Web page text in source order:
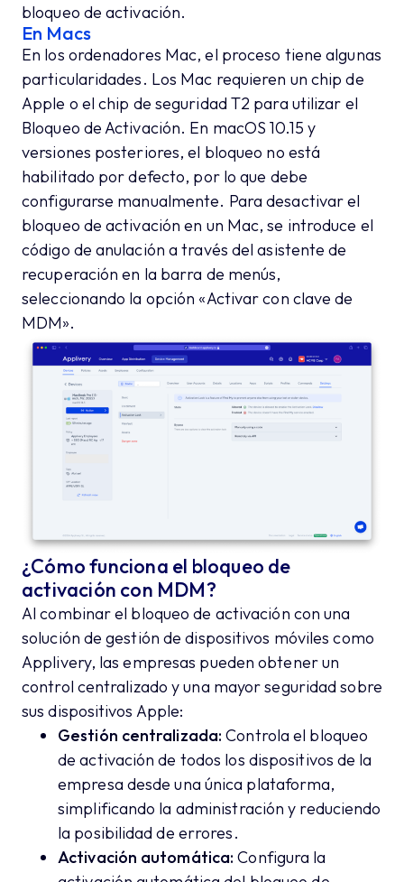
bloqueo de activación.
En Macs
En los ordenadores Mac, el proceso tiene algunas
particularidades. Los Mac requieren un chip de
Apple o el chip de seguridad T2 para utilizar el
Bloqueo de Activación. En macOS 10.15 y
versiones posteriores, el bloqueo no está
habilitado por defecto, por lo que debe
configurarse manualmente. Para desactivar el
bloqueo de activación en un Mac, se introduce el
código de anulación a través del asistente de
recuperación en la barra de menús,
seleccionando la opción «Activar con clave de
MDM».
¿Cómo funciona el bloqueo de
activación con MDM?
Al combinar el bloqueo de activación con una
solución de gestión de dispositivos móviles como
Applivery, las empresas pueden obtener un
control centralizado y una mayor seguridad sobre
sus dispositivos Apple:
Gestión centralizada: Controla el bloqueo
de activación de todos los dispositivos de la
empresa desde una única plataforma,
simplificando la administración y reduciendo
la posibilidad de errores.
Activación automática: Configura la